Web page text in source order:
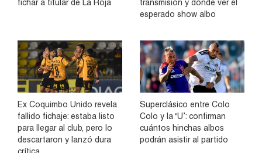
fichar a titular de La Roja
transmisión y dónde ver el
esperado show albo
Ex Coquimbo Unido revela
fallido fichaje: estaba listo
para llegar al club, pero lo
descartaron y lanzó dura
Superclásico entre Colo
Colo y la ‘U’: confirman
cuántos hinchas albos
podrán asistir al partido